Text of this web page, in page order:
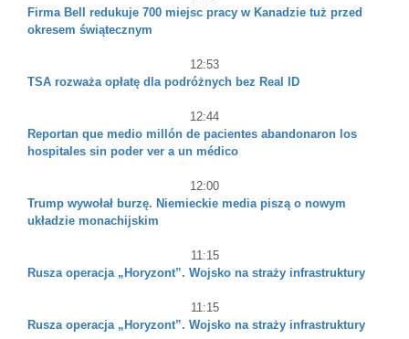
Firma Bell redukuje 700 miejsc pracy w Kanadzie tuż przed
okresem świątecznym
12:53
TSA rozważa opłatę dla podróżnych bez Real ID
12:44
Reportan que medio millón de pacientes abandonaron los
hospitales sin poder ver a un médico
12:00
Trump wywołał burzę. Niemieckie media piszą o nowym
układzie monachijskim
11:15
Rusza operacja „Horyzont”. Wojsko na straży infrastruktury
11:15
Rusza operacja „Horyzont”. Wojsko na straży infrastruktury